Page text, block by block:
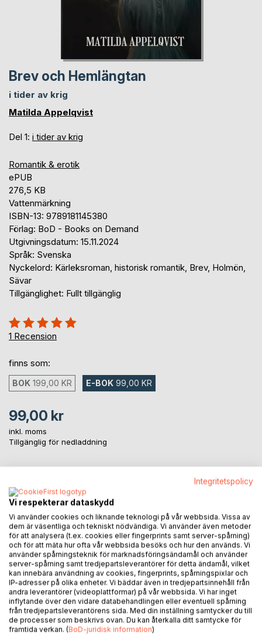
Brev och Hemlängtan
i tider av krig
Matilda Appelqvist
Del 1: i tider av krig
Romantik & erotik
ePUB
276,5 KB
Vattenmärkning
ISBN-13: 9789181145380
Förlag: BoD - Books on Demand
Utgivningsdatum: 15.11.2024
Språk: Svenska
Nyckelord: Kärleksroman, historisk romantik, Brev, Holmön,
Sävar
Tillgänglighet: Fullt tillgänglig
Betyg::
100%
1 Recension
finns som:
BOK 199,00 KR E-BOK 99,00 KR
99,00 kr
inkl. moms
Tillgänglig för nedladdning
Lägg till i kom-ihåglista
Recensera titel
BESKRIVNING
Integritetspolicy
Vi respekterar dataskydd
Vi använder cookies och liknande teknologi på vår webbsida. Vissa av
dem är väsentliga och tekniskt nödvändiga. Vi använder även metoder
för att analysera (t.ex. cookies eller fingerprints samt server-spårning)
och för att mäta hur ofta vår webbsida besöks och hur den används. Vi
använder spårningsteknik för marknadsföringsändamål och använder
server-spårning samt tredjepartsleverantörer för detta ändamål, vilket
kan innebära användning av cookies, fingerprints, spårningspixlar och
IP-adresser på olika enheter. Vi bäddar även in tredjepartsinnehåll från
andra leverantörer (videoplattformar) på vår webbsida. Vi har inget
inflytande över den vidare databehandlingen eller eventuell spårning
från tredjepartsleverantörens sida. Med din inställning samtycker du till
de processer som beskrivs ovan. Du kan återkalla ditt samtycke för
framtida verkan. (BoD-juridisk information)